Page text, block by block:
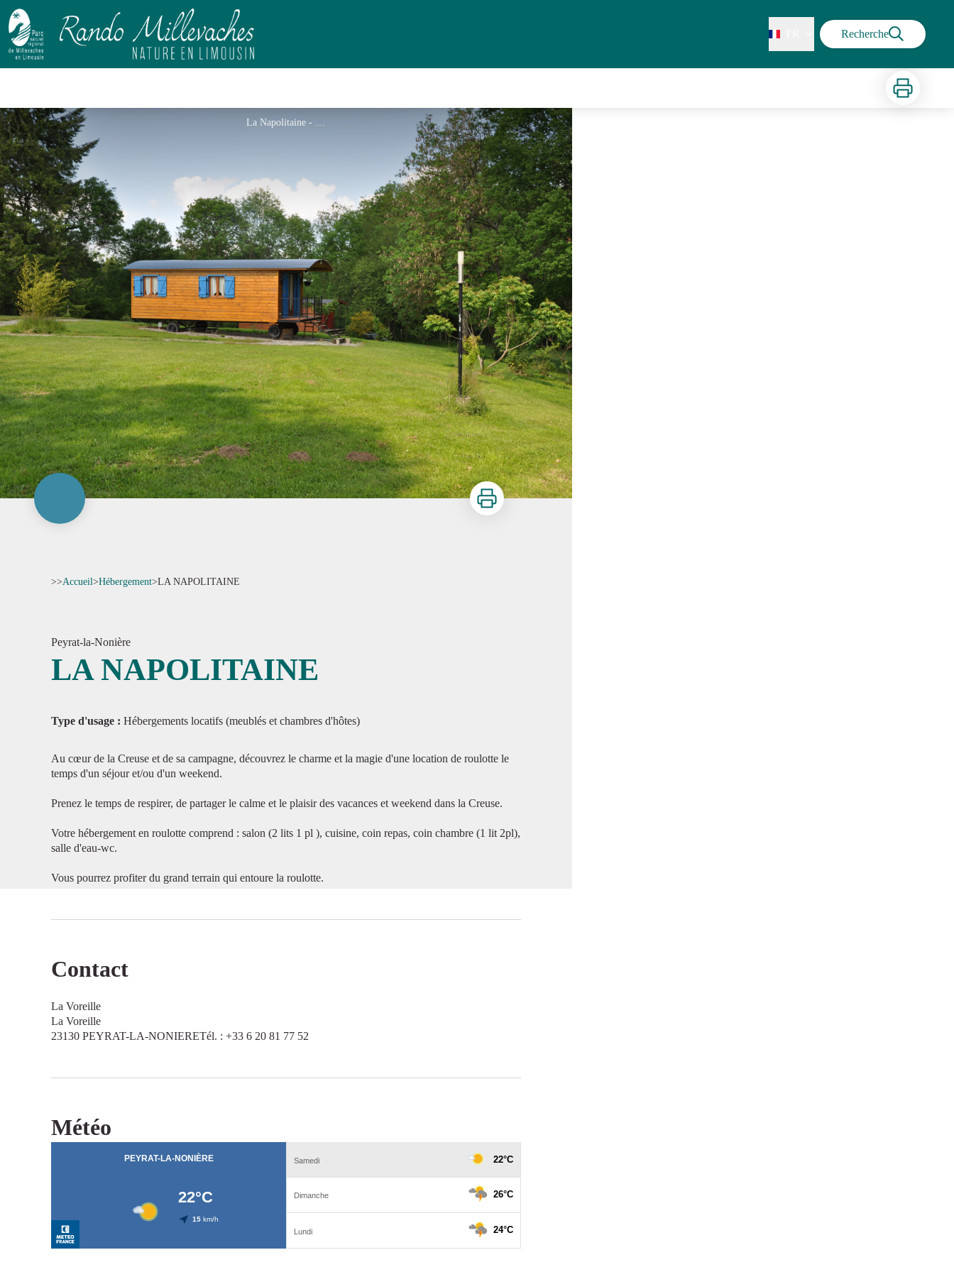
Recherche
Imprimer
La Napolitaine - DP
Imprimer
>>Accueil>Hébergement>LA NAPOLITAINE
Peyrat-la-Nonière
LA NAPOLITAINE
Type d'usage : Hébergements locatifs (meublés et chambres d'hôtes)
Au cœur de la Creuse et de sa campagne, découvrez le charme et la magie d'une location de roulotte le
temps d'un séjour et/ou d'un weekend.
Prenez le temps de respirer, de partager le calme et le plaisir des vacances et weekend dans la Creuse.
Votre hébergement en roulotte comprend : salon (2 lits 1 pl ), cuisine, coin repas, coin chambre (1 lit 2pl),
salle d'eau-wc.
Vous pourrez profiter du grand terrain qui entoure la roulotte.
Contact
La Voreille
La Voreille
23130 PEYRAT-LA-NONIERETél. : +33 6 20 81 77 52
Météo